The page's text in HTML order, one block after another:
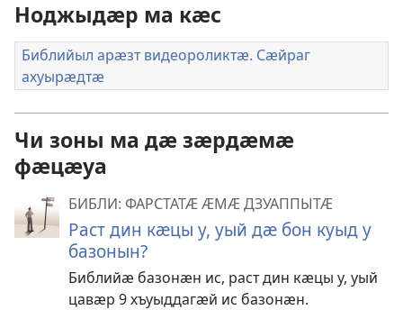
Ноджыдӕр ма кӕс
Библийыл арӕзт видеороликтӕ. Сӕйраг
ахуырӕдтӕ
Чи зоны ма дӕ зӕрдӕмӕ
фӕцӕуа
БИБЛИ: ФАРСТАТӔ ӔМӔ ДЗУАППЫТӔ
Раст дин кӕцы у, уый дӕ бон куыд у
базонын?
Библийӕ базонӕн ис, раст дин кӕцы у, уый
цавӕр 9 хъуыддагӕй ис базонӕн.